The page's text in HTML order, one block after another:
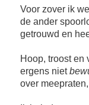
Voor zover ik
de ander
getrouwd en
Hoop, troost en
ergens niet
over